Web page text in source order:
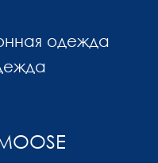
одежда